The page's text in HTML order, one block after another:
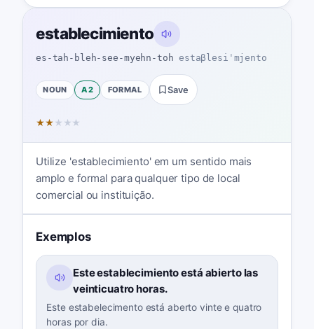
establecimiento
es-tah-bleh-see-myehn-toh estaβlesiˈmjento
NOUN A2 FORMAL Save
★★ ★ ★ ★
Utilize 'establecimiento' em um sentido mais
amplo e formal para qualquer tipo de local
comercial ou instituição.
Exemplos
Este establecimiento está abierto las
veinticuatro horas.
Este estabelecimento está aberto vinte e quatro
horas por dia.